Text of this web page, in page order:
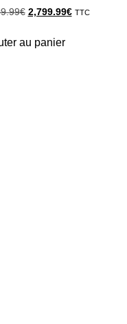
€ 2,799.99€ TTC
au panier